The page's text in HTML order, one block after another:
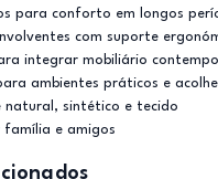
para conforto em longos
com suporte
integrar mobiliário
ambientes práticos e
natural, sintético e tecido
família e amigos